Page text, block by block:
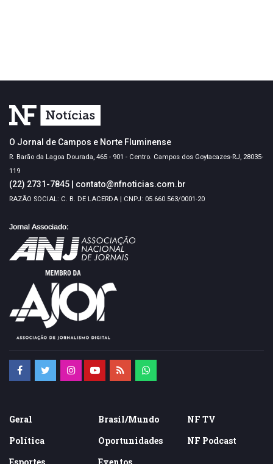
O Jornal de Campos e Norte Fluminense
R. Barão da Lagoa Dourada, 465 - 901 - Centro. Campos dos Goytacazes-RJ, 28035-
119
(22) 2731-7845 contato@nfnoticias.com.br
RAZÃO SOCIAL: C. B. DE LACERDA | CNPJ: 05.660.563/0001-20
Geral
Política
Brasil/Mundo
Oportunidades
NF TV
NF Podcast